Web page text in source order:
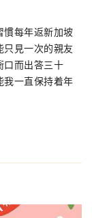
慣每年返新加坡
只見一次的親友
口而出答三十
我一直保持着年